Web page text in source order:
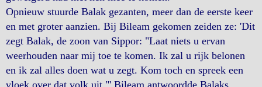
Opnieuw stuurde Balak gezanten, meer dan de eerste keer
en met groter aanzien. Bij Bileam gekomen zeiden ze: 'Dit
zegt Balak, de zoon van Sippor: "Laat niets u ervan
weerhouden naar mij toe te komen. Ik zal u rijk belonen
en ik zal alles doen wat u zegt. Kom toch en spreek een
vloek over dat volk uit."' Bileam antwoordde Balaks